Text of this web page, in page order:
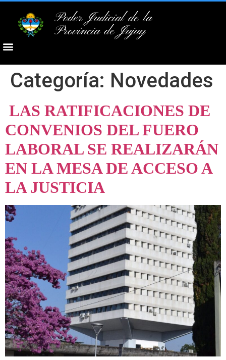
Poder Judicial de la
Provincia de Jujuy
Categoría: Novedades
LAS RATIFICACIONES DE
CONVENIOS DEL FUERO
LABORAL SE REALIZARÁN
EN LA MESA DE ACCESO A
LA JUSTICIA